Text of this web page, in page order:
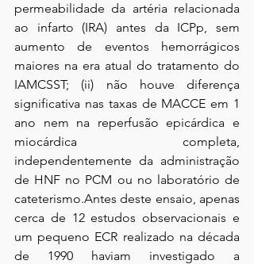
permeabilidade da artéria relacionada
ao infarto (IRA) antes da ICPp, sem
aumento de eventos hemorrágicos
maiores na era atual do tratamento do
IAMCSST; (ii) não houve diferença
significativa nas taxas de MACCE em 1
ano nem na reperfusão epicárdica e
miocárdica completa,
independentemente da administração
de HNF no PCM ou no laboratório de
cateterismo.Antes deste ensaio, apenas
cerca de 12 estudos observacionais e
um pequeno ECR realizado na década
de 1990 haviam investigado a